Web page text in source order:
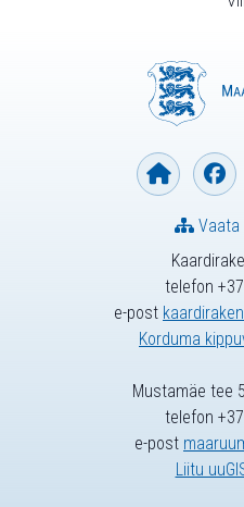
telefon
e-post
Korduma
Vaata
Mustamäe tee
telefon
e-post
Liitu